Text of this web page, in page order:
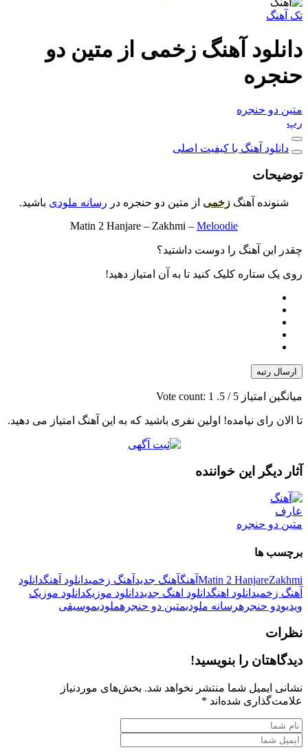
تک آهنگ
دانلود آهنگ زخمی از متین دو
حنجره
متین دو حنجره
رپ
دانلود آهنگ با کیفیت اصلی
توضیحات
شنونده آهنگ زخمی از متین دو حنجره در رسانه ملودی باشید.
Matin 2 Hanjare – Zakhmi – Meloodie
چقدر این آهنگ را دوست داشتید؟
روی یک ستاره کلیک کنید تا به آن امتیاز دهید!
ارسال رتبه
میانگین امتیاز 5
/ 5. Vote count:
1
تا الان رای نیامده! اولین نفری باشید که به این آهنگ امتیاز می دهید.
آثار دیگر این خواننده
عارف
متین دو حنجره
برچسب ها
Matin 2 HanjareZakhmi آهنگآهنگ جدید آهنگ زخمیدانلود آهنگدانلود
آهنگ زخمیدانلود اهنگدانلود اهنگ جدیددانلود موزیکدانلود موزیک
ویدیودو حنجرهرسانه ملودیمتین دو حنجرهملودیموسیقی
نظرات
دیدگاهتان را بنویسید!
نشانی ایمیل شما منتشر نخواهد شد. بخش‌های موردنیاز
علامت‌گذاری شده‌اند *